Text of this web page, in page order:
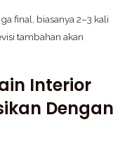
final, biasanya 2–3 kali
tambahan akan
Interior
Dengan